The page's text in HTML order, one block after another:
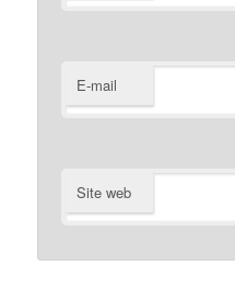
E-mail
Site web